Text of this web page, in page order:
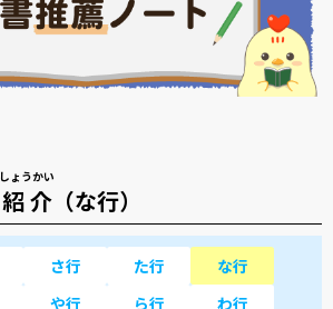
紹介
しょうかい
（な行）
さ行 た行
な行
や行 ら行 わ行